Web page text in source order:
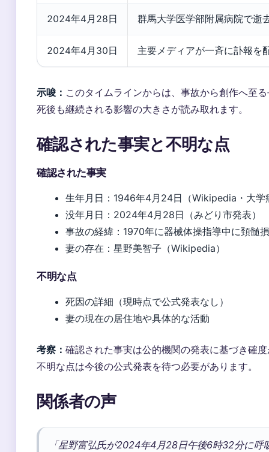
2024年4月28日 群馬大学医学部附属病院で逝
2024年4月30日 主要メディアが一斉に訃報を
示唆： このタイムラインからは、事故から創作へ至
死後も継続される影響の大きさが読み取れます。
確認された事実と不明な点
確認された事実
生年月日：1946年4月24日（Wikipedia・大学
没年月日：2024年4月28日（みどり市発表）
事故の経緯：1970年に器械体操指導中に頚髄
妻の存在：星野美智子（Wikipedia）
不明な点
死因の詳細（現時点で公式発表なし）
妻の現在の居住地や具体的な活動
考察： 確認された事実は公的機関の発表に基づき確
不明な点は今後の公式発表を待つ必要があります。
関係者の声
「星野富弘氏が2024年4月28日午後6時32分に